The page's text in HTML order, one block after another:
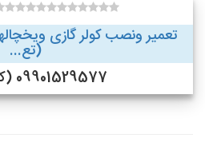
تعمیر ونصب کولر گازی
(تع...
09901529577 (کوهدشت)